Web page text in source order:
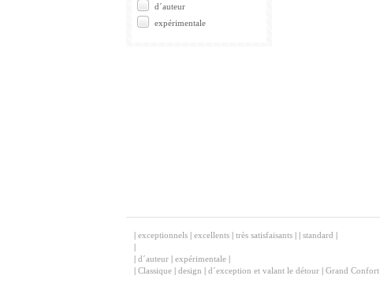
d´auteur
expérimentale
| exceptionnels | excellents | très satisfaisants | | standard |
|
| d´auteur | expérimentale |
| Classique | design | d´exception et valant le détour | Grand Confort